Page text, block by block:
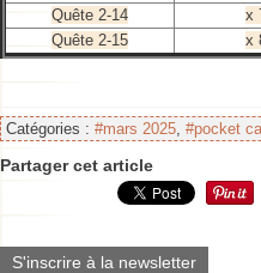
Quête 2-14
x
Quête 2-15
x
Catégories : #mars 2025, #pocket
Partager cet article
S'inscrire à la newsletter